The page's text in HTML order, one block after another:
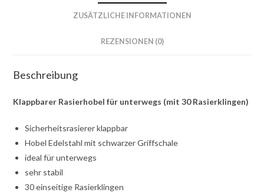
ZUSÄTZLICHE INFORMATIONEN
REZENSIONEN (0)
Beschreibung
Klappbarer Rasierhobel für unterwegs (mit 30 Rasierklingen)
Sicherheitsrasierer klappbar
Hobel Edelstahl mit schwarzer Griffschale
ideal für unterwegs
sehr stabil
30 einseitige Rasierklingen